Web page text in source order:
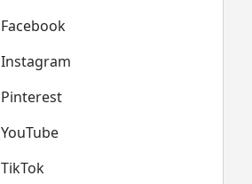
Facebook
Instagram
Pinterest
YouTube
TikTok